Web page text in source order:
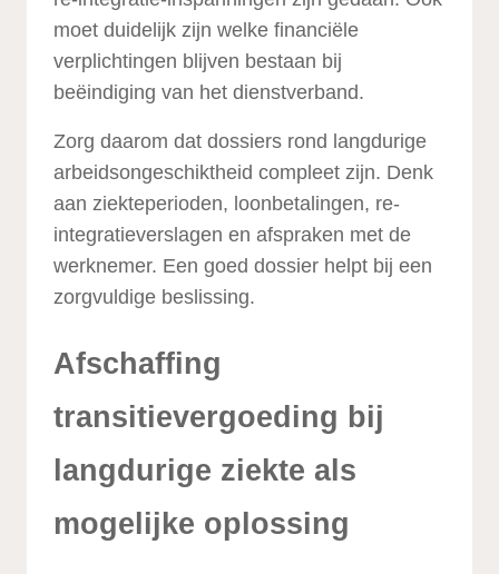
moet duidelijk zijn welke financiële
verplichtingen blijven bestaan bij
beëindiging van het dienstverband.
Zorg daarom dat dossiers rond langdurige
arbeidsongeschiktheid compleet zijn. Denk
aan ziekteperioden, loonbetalingen, re-
integratieverslagen en afspraken met de
werknemer. Een goed dossier helpt bij een
zorgvuldige beslissing.
Afschaffing
transitievergoeding bij
langdurige ziekte als
mogelijke oplossing